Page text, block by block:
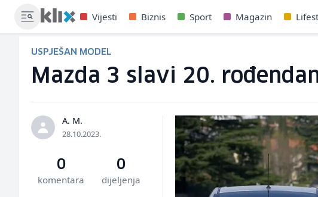
Vijesti Biznis Sport Magazin
USPJEŠAN MODEL
Mazda 3 slavi 20.
A. M.
28.10.2023.
0
komentara
0
dijeljenja